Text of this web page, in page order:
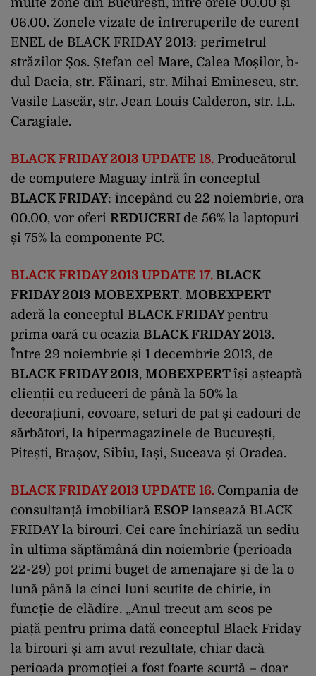
06.00. Zonele vizate de întreruperile de curent
ENEL de BLACK FRIDAY 2013: perimetrul
străzilor Șos. Ștefan cel Mare, Calea Moșilor, b-
dul Dacia, str. Făinari, str. Mihai Eminescu, str.
Vasile Lascăr, str. Jean Louis Calderon, str. I.L.
Caragiale.
BLACK FRIDAY 2013 UPDATE 18. Producătorul
de computere Maguay intră în conceptul
BLACK FRIDAY: începând cu 22 noiembrie, ora
00.00, vor oferi REDUCERI de 56% la laptopuri
și 75% la componente PC.
BLACK FRIDAY 2013 UPDATE 17. BLACK
FRIDAY 2013 MOBEXPERT. MOBEXPERT
aderă la conceptul BLACK FRIDAYpentru
prima oară cu ocazia BLACK FRIDAY 2013.
Între 29 noiembrie și 1 decembrie 2013, de
BLACK FRIDAY 2013, MOBEXPERT își așteaptă
clienții cu reduceri de până la 50% la
decorațiuni, covoare, seturi de pat și cadouri de
sărbători, la hipermagazinele de București,
Pitești, Brașov, Sibiu, Iași, Suceava și Oradea.
BLACK FRIDAY 2013 UPDATE 16. Compania de
consultanță imobiliară ESOP lansează BLACK
FRIDAY la birouri. Cei care închiriază un sediu
în ultima săptămână din noiembrie (perioada
22-29) pot primi buget de amenajare și de la o
lună până la cinci luni scutite de chirie, în
funcție de clădire. „Anul trecut am scos pe
piață pentru prima dată conceptul Black Friday
la birouri și am avut rezultate, chiar dacă
perioada promoției a fost foarte scurtă – doar